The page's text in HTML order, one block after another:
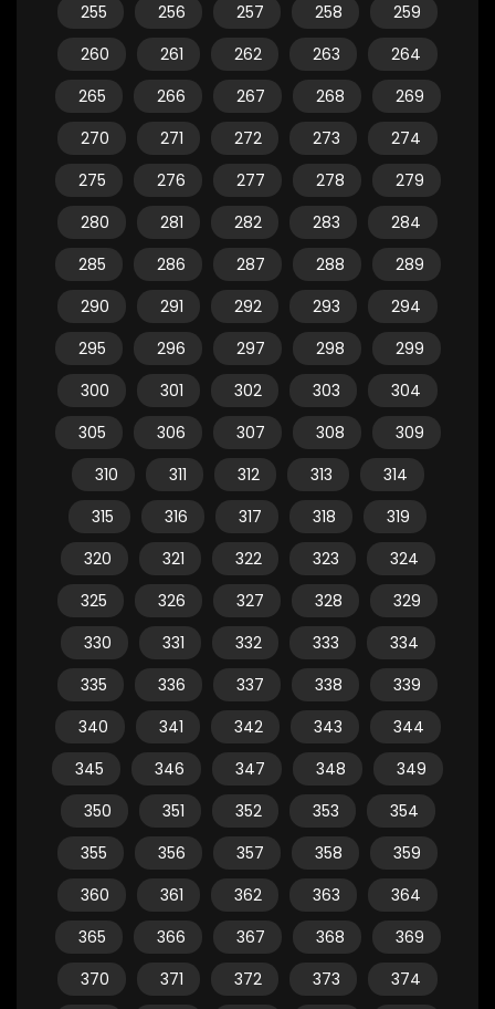
255
256 257 258
259
260
261 262 263
264
265
266 267 268
269
270
271 272 273
274
275
276 277 278
279
280
281 282 283
284
285
286 287 288
289
290
291 292 293
294
295
296 297 298
299
300
301 302 303
304
305
306 307 308
309
310
311 312 313
314
315
316 317 318
319
320
321 322 323
324
325
326 327 328
329
330
331 332 333
334
335
336 337 338
339
340
341 342 343
344
345
346 347 348
349
350
351 352 353
354
355
356 357 358
359
360
361 362 363
364
365
366 367 368
369
370
371 372 373
374